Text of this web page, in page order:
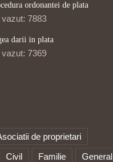
ordonantei de plata
vazut: 7883
darii in plata
vazut: 7369
de proprietari
Civil Familie
General